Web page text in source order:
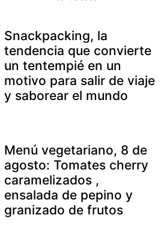
Snackpacking, la
tendencia que convierte
un tentempié en un
motivo para salir de viaje
y saborear el mundo
Menú vegetariano, 8 de
agosto: Tomates cherry
caramelizados ,
ensalada de pepino y
granizado de frutos